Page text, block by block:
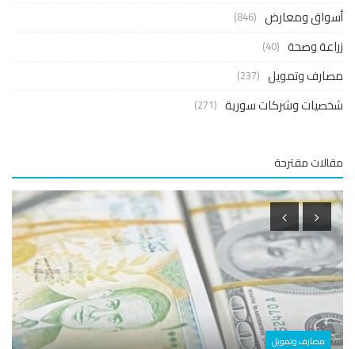
ومعارض (846)
وصحة (40)
وتمويل (237)
وشركات سورية (271)
مقترحة
مصارف وتمويل